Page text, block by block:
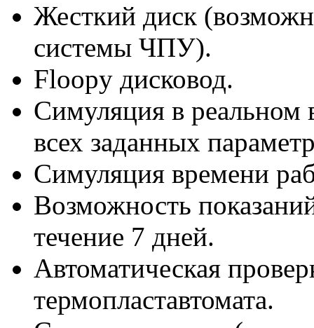
Жесткий диск
системы ЧПУ).
Floopy дисковод.
Симуляция в реальном
всех заданных
Симуляция времени
Возможность
течение 7 дней.
Автоматическая
термопластавтомата.